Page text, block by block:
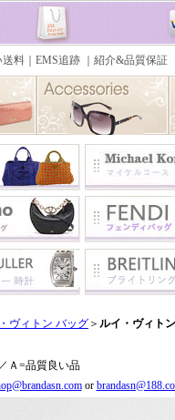
ヴィトン バッグ ＞ ルイ・ヴィト
Ａ=品質良い品
or